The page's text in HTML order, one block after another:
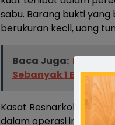
sabu. Barang bukti
berukuran kecil, uang
Baca Juga: Polres
Sebanyak 1 Bal
Kasat Resnarkoba
dalam operasi ini